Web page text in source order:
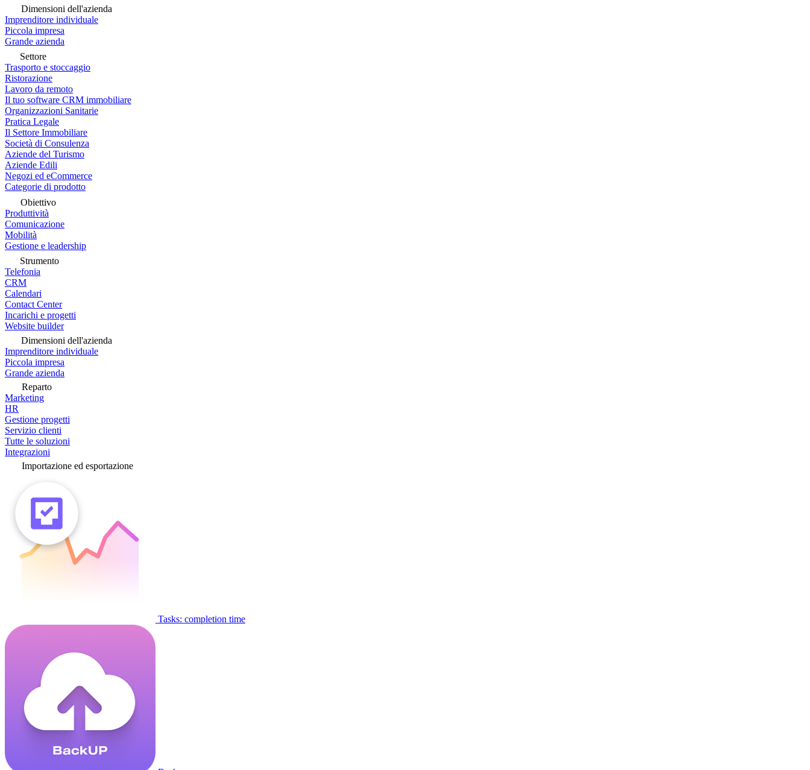
Dimensioni dell'azienda
Imprenditore individuale
Piccola impresa
Grande azienda
Settore
Trasporto e stoccaggio
Ristorazione
Lavoro da remoto
Il tuo software CRM immobiliare
Organizzazioni Sanitarie
Pratica Legale
Il Settore Immobiliare
Società di Consulenza
Aziende del Turismo
Aziende Edili
Negozi ed eCommerce
Categorie di prodotto
Obiettivo
Produttività
Comunicazione
Mobilità
Gestione e leadership
Strumento
Telefonia
CRM
Calendari
Contact Center
Incarichi e progetti
Website builder
Dimensioni dell'azienda
Imprenditore individuale
Piccola impresa
Grande azienda
Reparto
Marketing
HR
Gestione progetti
Servizio clienti
Tutte le soluzioni
Integrazioni
Importazione ed esportazione
Tasks: completion time